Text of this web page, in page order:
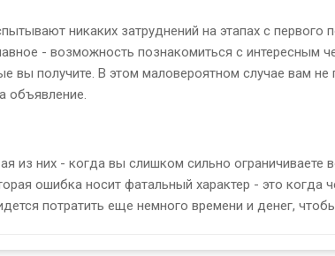
никаких затруднений на этапах с первого
- возможность познакомиться с интересным
вы получите. В этом маловероятном случае вам
объявление.
из них - когда вы слишком сильно ограничиваете
ошибка носит фатальный характер - это
потратить еще немного времени и денег,